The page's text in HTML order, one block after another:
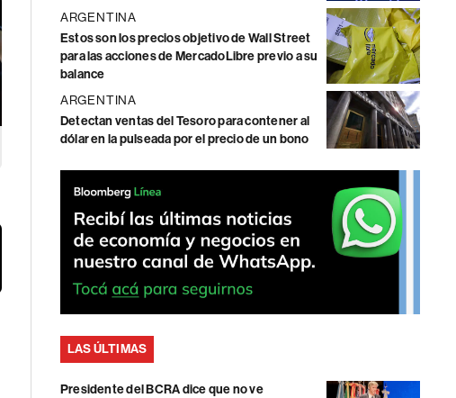
ARGENTINA
Estos son los precios objetivo de Wall Street
para las acciones de MercadoLibre previo a su
balance
ARGENTINA
Detectan ventas del Tesoro para contener al
dólar en la pulseada por el precio de un bono
LAS ÚLTIMAS
Presidente del BCRA dice que no ve